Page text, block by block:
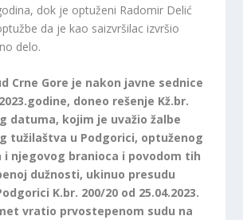
dok je optuženi Radomir Delić
da je kao saizvršilac izvršio
delo.
Crne Gore je nakon javne sednice
doneo rešenje Kž.br.
datuma, kojim je uvažio žalbe
tužilaštva u Podgorici, optuženog
i njegovog branioca i povodom tih
dužnosti, ukinuo presudu
K.br. 200/20 od 25.04.2023.
vratio prvostepenom sudu na